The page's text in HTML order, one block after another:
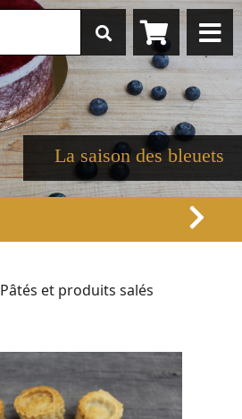
La saison des bleuets
Pâtés et produits salés